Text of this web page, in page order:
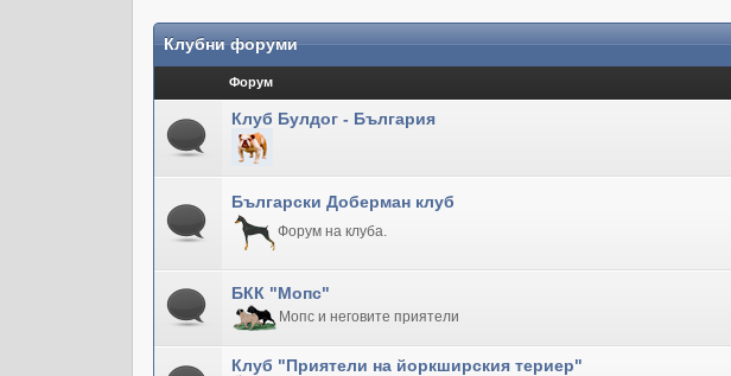
Клубни форуми
Форум
Клуб Булдог - България
Български Доберман клуб
Форум на клуба.
БКК "Мопс"
Мопс и неговите приятели
Клуб "Приятели на йоркширския териер"